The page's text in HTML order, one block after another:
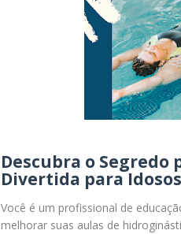
Descubra o
Divertida para
Você é um profissional de
melhorar suas aulas de